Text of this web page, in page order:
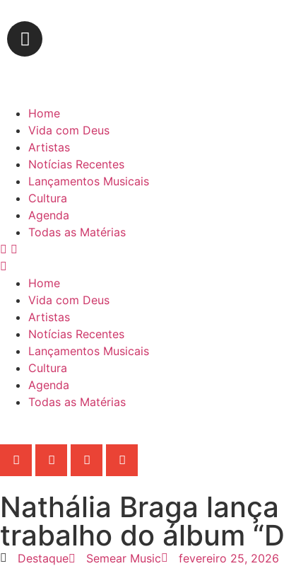
Home
Vida com Deus
Artistas
Notícias Recentes
Lançamentos Musicais
Cultura
Agenda
Todas as Matérias
Home
Vida com Deus
Artistas
Notícias Recentes
Lançamentos Musicais
Cultura
Agenda
Todas as Matérias
Nathália Braga
trabalho do álbum
Destaque Semear Music fevereiro 25, 2026